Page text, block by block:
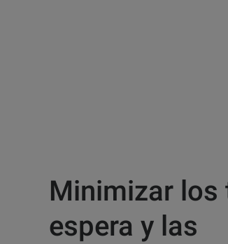
Minimizar los
espera y las